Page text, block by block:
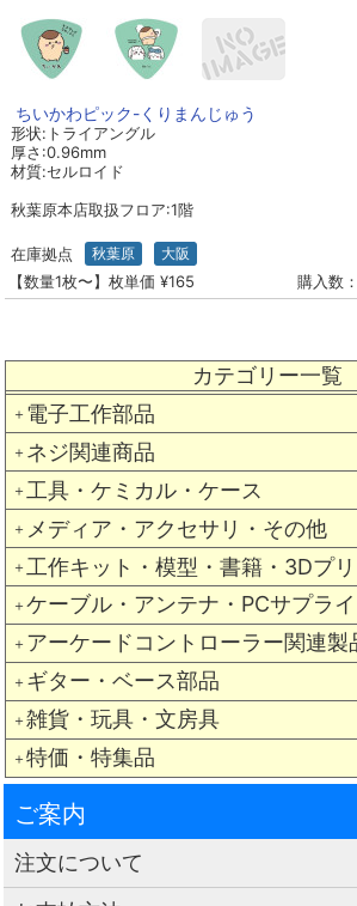
カテゴリー一覧
＋ 電子工作部品
＋ ネジ関連商品
＋ 工具・ケミカル・ケース
＋ メディア・アクセサリ・その他
＋ 工作キット・模型・書籍・3Dプ
＋ ケーブル・アンテナ・PCサプライ
＋ アーケードコントローラー関連製
＋ ギター・ベース部品
＋ 雑貨・玩具・文房具
＋ 特価・特集品
ちいかわピック-くりまんじゅう
形状:トライアングル
厚さ:0.96mm
材質:セルロイド
秋葉原本店取扱フロア:1階
在庫拠点 秋葉原 大阪
【数量1枚〜】枚単価 ¥165 購入数：
ご案内
注文について